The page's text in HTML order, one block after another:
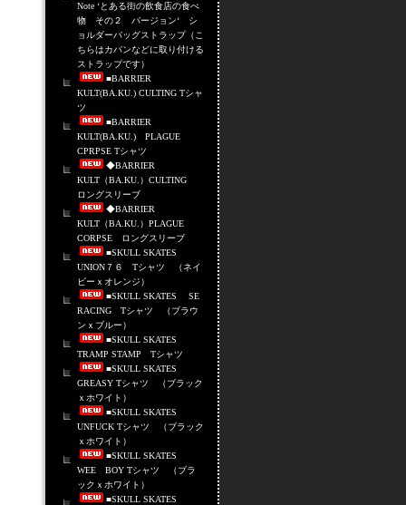
Note ‘とある街の飲食店の食べ
物 その２ バージョン‘ シ
ョルダーバッグストラップ（こ
ちらはカバンなどに取り付ける
ストラップです）
■BARRIER
KULT(BA.KU.) CULTING Tシャ
ツ
■BARRIER
KULT(BA.KU.) PLAGUE
CPRPSE Tシャツ
◆BARRIER
KULT（BA.KU.）CULTING
ロングスリーブ
◆BARRIER
KULT（BA.KU.）PLAGUE
CORPSE ロングスリーブ
■SKULL SKATES
UNION７６ Tシャツ （ネイ
ビーｘオレンジ）
■SKULL SKATES SE
RACING Tシャツ （ブラウ
ンｘブルー）
■SKULL SKATES
TRAMP STAMP Tシャツ
■SKULL SKATES
GREASY Tシャツ （ブラック
ｘホワイト）
■SKULL SKATES
UNFUCK Tシャツ （ブラック
ｘホワイト）
■SKULL SKATES
WEE BOY Tシャツ （ブラ
ックｘホワイト）
■SKULL SKATES